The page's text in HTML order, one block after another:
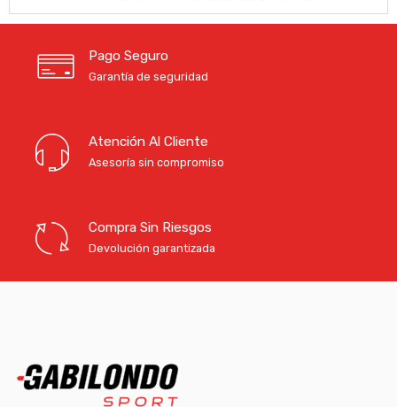
Pago Seguro
Garantía de seguridad
Atención Al Cliente
Asesoría sin compromiso
Compra Sin Riesgos
Devolución garantizada